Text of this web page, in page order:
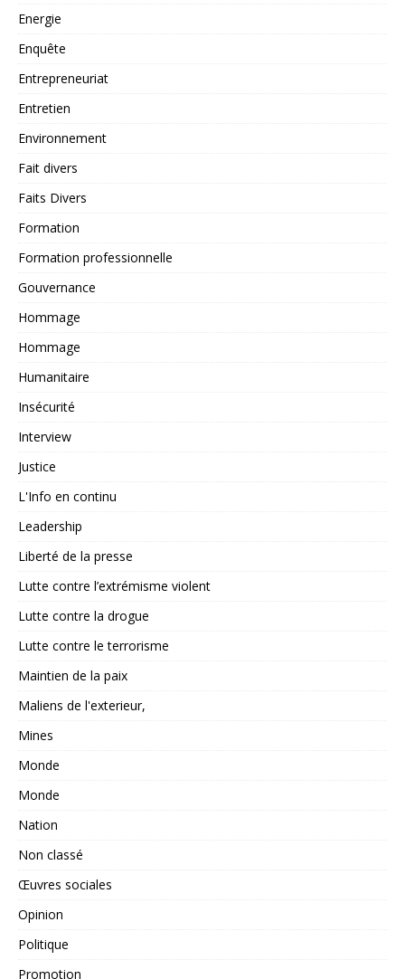
Energie
Enquête
Entrepreneuriat
Entretien
Environnement
Fait divers
Faits Divers
Formation
Formation professionnelle
Gouvernance
Hommage
Hommage
Humanitaire
Insécurité
Interview
Justice
L'Info en continu
Leadership
Liberté de la presse
Lutte contre l’extrémisme violent
Lutte contre la drogue
Lutte contre le terrorisme
Maintien de la paix
Maliens de l'exterieur,
Mines
Monde
Monde
Nation
Non classé
Œuvres sociales
Opinion
Politique
Promotion